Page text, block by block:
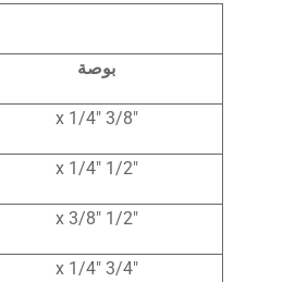
بوصة
3/8″ x 1/4″
1/2″ x 1/4″
1/2″ x 3/8″
3/4″ x 1/4″